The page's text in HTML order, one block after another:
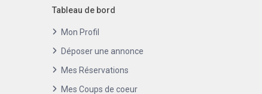
Tableau de bord
Mon Profil
Déposer une annonce
Mes Réservations
Mes Coups de coeur